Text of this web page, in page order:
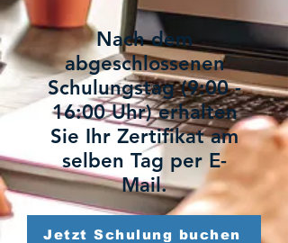
Nach dem
abgeschlossenen
Schulungstag (9:00 -
16:00 Uhr) erhalten
Sie Ihr Zertifikat am
selben Tag per E-
Mail.
Jetzt Schulung buchen